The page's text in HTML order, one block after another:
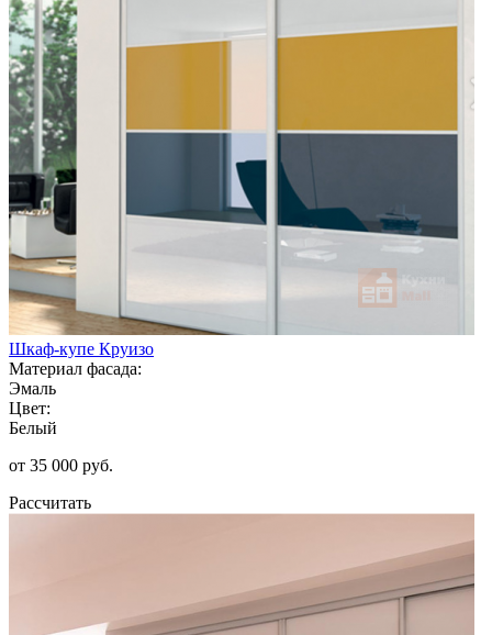
Шкаф-купе Круизо
Материал фасада:
Эмаль
Цвет:
Белый
от 35 000 руб.
Рассчитать